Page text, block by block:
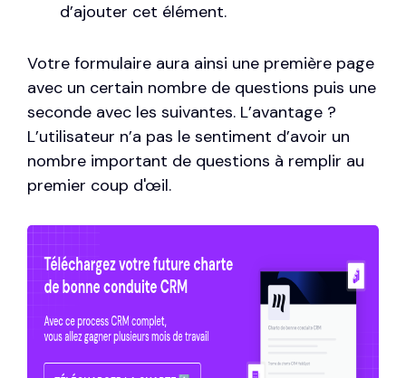
d’ajouter cet élément.
Votre formulaire aura ainsi une première page
avec un certain nombre de questions puis une
seconde avec les suivantes. L’avantage ?
L’utilisateur n’a pas le sentiment d’avoir un
nombre important de questions à remplir au
premier coup d'œil.